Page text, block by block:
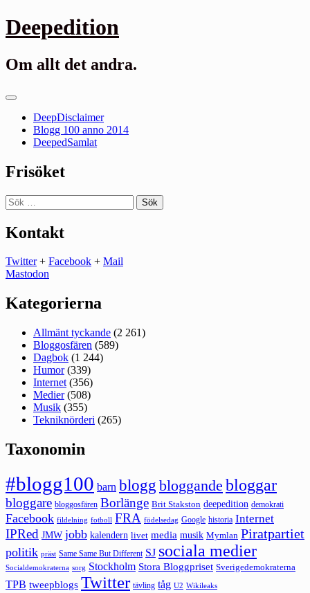
Gå
till
Deepedition
Om allt det andra.
Primär
DeepDisclaimer
Blogg 100 anno 2014
DeepedSamlat
Frisöket
Sök
efter:
Kontakt
Twitter+ Facebook + Mail
Mastodon
Kategorierna
Allmänt tyckande (2 261)
Bloggosfären (589)
Dagbok (1 244)
Humor(339)
Internet (356)
Medier(508)
Musik (355)
Tekniknörderi (265)
Taxonomin
#blogg100 barn blogg bloggande bloggar
bloggare bloggosfären Borlänge Brit Stakston deepedition demokrati
Facebook fildelning fotboll FRA födelsedag Google historia Internet
IPRed JMW jobb kalendern livet media musik Mymlan Piratpartiet
politik präst Same Same But Different SJ sociala medier
Socialdemokraterna sorg Stockholm Stora Bloggpriset Sverigedemokraterna
TPB tweepblogs Twitter tävling tåg U2 Wikileaks